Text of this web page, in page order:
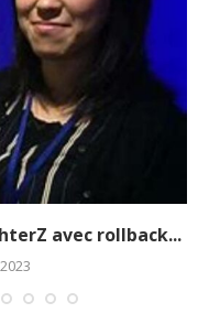
avec rollback...